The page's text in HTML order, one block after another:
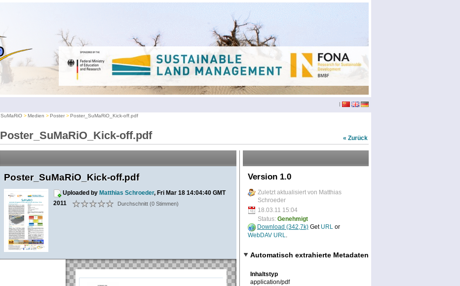
|
SuMaRiO Medien Poster Poster_SuMaRiO_Kick-off.pdf
« Zurück
Poster_SuMaRiO_Kick-off.pdf
Poster_SuMaRiO_Kick-off.pdf
Uploaded by Matthias Schroeder, Fri Mar 18 14:04:40 GMT
2011
Durchschnitt (0 Stimmen)
Version 1.0
Zuletzt aktualisiert von Matthias
Schroeder
18.03.11 15:04
Status: Genehmigt
Download (342,7k) Get URL or
WebDAV URL
Automatisch extrahierte Metadaten
Inhaltstyp
application/pdf